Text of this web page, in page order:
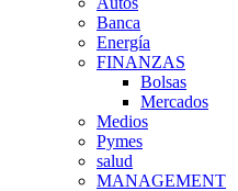
Banca
Energía
FINANZAS
Bolsas
Mercados
Medios
Pymes
salud
MANAGEMENT